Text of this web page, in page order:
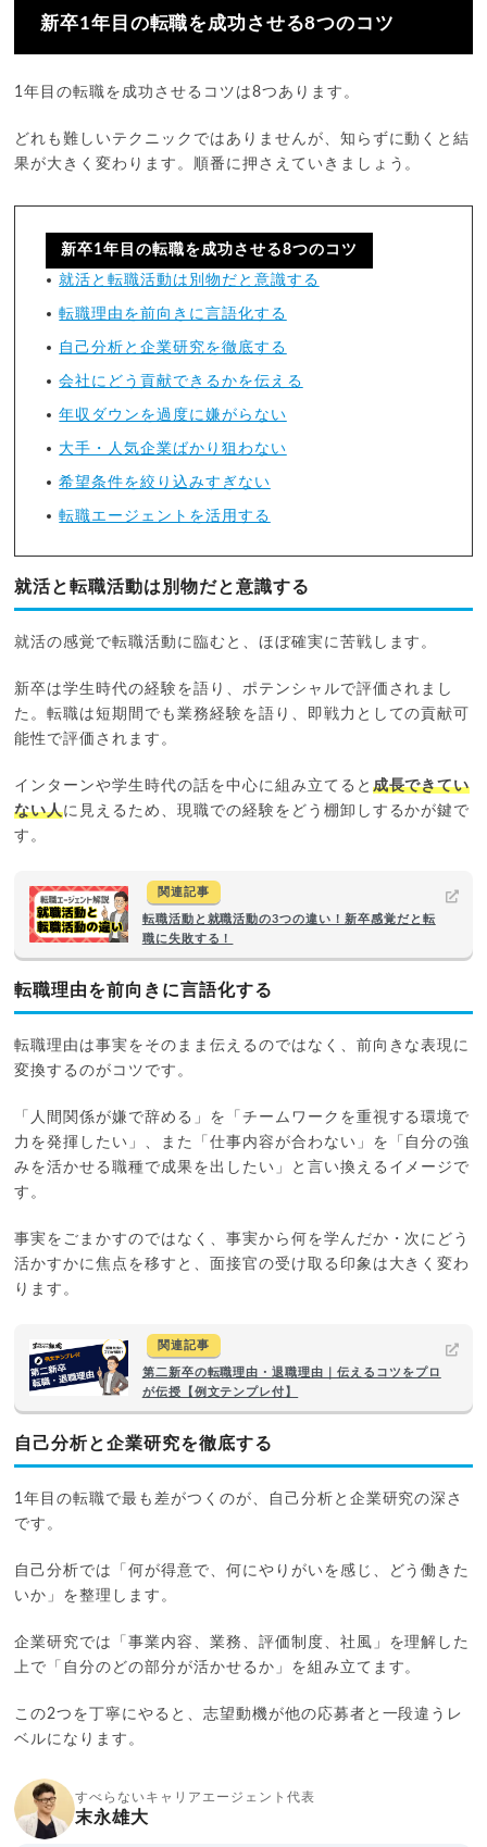
新卒1年目の転職を成功させる8つのコツ
1年目の転職を成功させるコツは8つあります。
どれも難しいテクニックではありませんが、知らずに動くと結
果が大きく変わります。順番に押さえていきましょう。
新卒1年目の転職を成功させる8つのコツ
就活と転職活動は別物だと意識する
転職理由を前向きに言語化する
自己分析と企業研究を徹底する
会社にどう貢献できるかを伝える
年収ダウンを過度に嫌がらない
大手・人気企業ばかり狙わない
希望条件を絞り込みすぎない
転職エージェントを活用する
就活と転職活動は別物だと意識する
就活の感覚で転職活動に臨むと、ほぼ確実に苦戦します。
新卒は学生時代の経験を語り、ポテンシャルで評価されまし
た。転職は短期間でも業務経験を語り、即戦力としての貢献可
能性で評価されます。
インターンや学生時代の話を中心に組み立てると 成長できてい
ない人に見えるため、現職での経験をどう棚卸しするかが鍵で
す。
関連記事
転職活動と就職活動の3つの違い！新卒感覚だと転
職に失敗する！
転職理由を前向きに言語化する
転職理由は事実をそのまま伝えるのではなく、前向きな表現に
変換するのがコツです。
「人間関係が嫌で辞める」を「チームワークを重視する環境で
力を発揮したい」、また「仕事内容が合わない」を「自分の強
みを活かせる職種で成果を出したい」と言い換えるイメージで
す。
事実をごまかすのではなく、事実から何を学んだか・次にどう
活かすかに焦点を移すと、面接官の受け取る印象は大きく変わ
ります。
関連記事
第二新卒の転職理由・退職理由｜伝えるコツをプロ
が伝授【例文テンプレ付】
自己分析と企業研究を徹底する
1年目の転職で最も差がつくのが、自己分析と企業研究の深さ
です。
自己分析では「何が得意で、何にやりがいを感じ、どう働きた
いか」を整理します。
企業研究では「事業内容、業務、評価制度、社風」を理解した
上で「自分のどの部分が活かせるか」を組み立てます。
この2つを丁寧にやると、志望動機が他の応募者と一段違うレ
ベルになります。
すべらないキャリアエージェント代表
末永雄大